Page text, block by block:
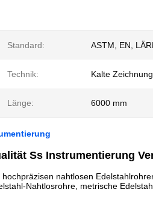
Standard: ASTM, EN,
Technik: Kalte Zeichnung
Länge: 6000 mm
Ss Instrumentierung
nahtlosen
Nahtlosrohre, metrische